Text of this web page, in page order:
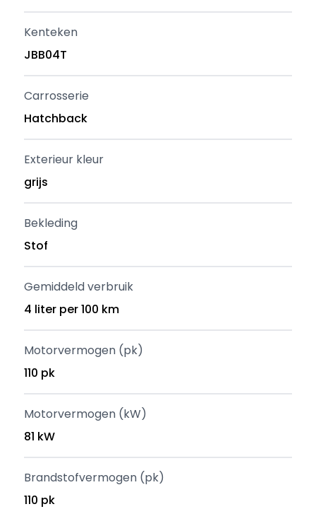
Kenteken
JBB04T
Carrosserie
Hatchback
Exterieur kleur
grijs
Bekleding
Stof
Gemiddeld verbruik
4 liter per 100 km
Motorvermogen (pk)
110 pk
Motorvermogen (kW)
81 kW
Brandstofvermogen (pk)
110 pk